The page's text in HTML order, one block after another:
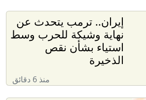
إيران.. ترمب يتحدث عن
نهاية وشيكة للحرب وسط
استياء بشأن نقص
الذخيرة
منذ 6 دقائق